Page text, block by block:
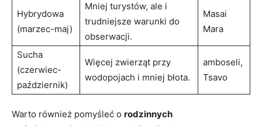
Hybrydowa
(marzec-maj)
Mniej turystów, ale i
⁣trudniejsze ⁣warunki do
obserwacji.
Masai
Mara
Sucha
⁢(czerwiec-
październik)
Więcej zwierząt przy
wodopojach i mniej błota.
amboseli,
Tsavo
Warto również pomyśleć o rodzinnych⁢